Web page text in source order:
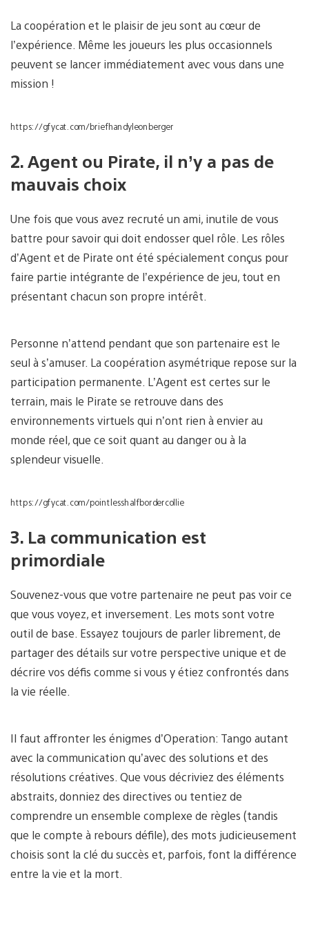
La coopération et le plaisir de jeu sont au cœur de
l’expérience. Même les joueurs les plus occasionnels
peuvent se lancer immédiatement avec vous dans une
mission !
https://gfycat.com/briefhandyleonberger
2. Agent ou Pirate, il n’y a pas de
mauvais choix
Une fois que vous avez recruté un ami, inutile de vous
battre pour savoir qui doit endosser quel rôle. Les rôles
d’Agent et de Pirate ont été spécialement conçus pour
faire partie intégrante de l’expérience de jeu, tout en
présentant chacun son propre intérêt.
Personne n’attend pendant que son partenaire est le
seul à s’amuser. La coopération asymétrique repose sur la
participation permanente. L’Agent est certes sur le
terrain, mais le Pirate se retrouve dans des
environnements virtuels qui n’ont rien à envier au
monde réel, que ce soit quant au danger ou à la
splendeur visuelle.
https://gfycat.com/pointlesshalfbordercollie
3. La communication est
primordiale
Souvenez-vous que votre partenaire ne peut pas voir ce
que vous voyez, et inversement. Les mots sont votre
outil de base. Essayez toujours de parler librement, de
partager des détails sur votre perspective unique et de
décrire vos défis comme si vous y étiez confrontés dans
la vie réelle.
Il faut affronter les énigmes d’Operation: Tango autant
avec la communication qu’avec des solutions et des
résolutions créatives. Que vous décriviez des éléments
abstraits, donniez des directives ou tentiez de
comprendre un ensemble complexe de règles (tandis
que le compte à rebours défile), des mots judicieusement
choisis sont la clé du succès et, parfois, font la différence
entre la vie et la mort.